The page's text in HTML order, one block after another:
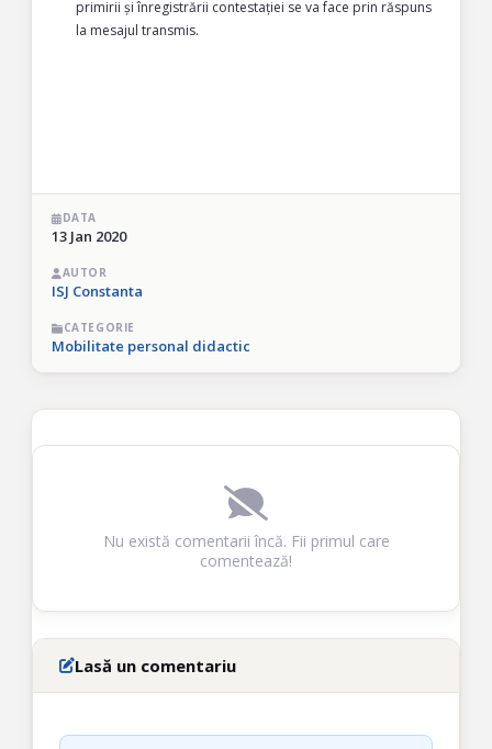
primirii și înregistrării contestației se va face prin răspuns
la mesajul transmis.
DATA
13 Jan 2020
AUTOR
ISJ Constanta
CATEGORIE
Mobilitate personal didactic
Nu există comentarii încă. Fii primul care
comentează!
Lasă un comentariu